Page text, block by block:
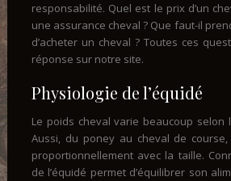
responsabilité. Quel est le prix d’un
une assurance cheval ? Que faut-il
d’acheter un cheval ? Toutes ces
réponse sur notre site.
Physiologie de l’équidé
Le poids cheval varie beaucoup selon
Aussi, du poney au cheval de
proportionnellement avec la taille.
de l’équidé permet d’équilibrer son